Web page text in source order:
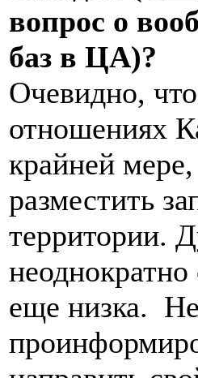
вопрос о
баз в ЦА)?
Очевидно,
отношениях
крайней
разместить
территории.
неоднократно
еще низка.